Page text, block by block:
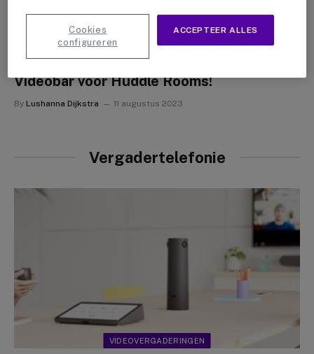
LAATSTE NIEUWS
Yealink Meetingbar A10 : De Nieuw
Videobar voor Huddle Rooms!
By Lushanna Dijkstra 11 augustus 2023
Vergadertelefonie
VIDEOVERGADERINGEN
ACCEPTEER ALLES
Cookies
configureren